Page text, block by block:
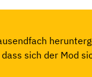
sich der Mod